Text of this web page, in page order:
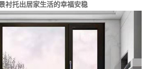
衬托出居家生活的幸福安稳